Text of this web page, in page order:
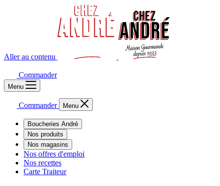
Aller au contenu
Commander
Menu
Commander Menu
Boucheries André
Nos produits
Nos magasins
Nos offres d'emploi
Nos recettes
Carte Traiteur